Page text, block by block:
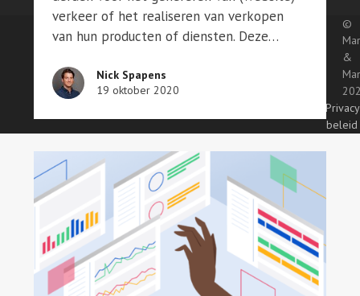
verkeer of het realiseren van verkopen
van hun producten of diensten. Deze…
Nick Spapens
19 oktober 2020
©
&
Privacy
beleid